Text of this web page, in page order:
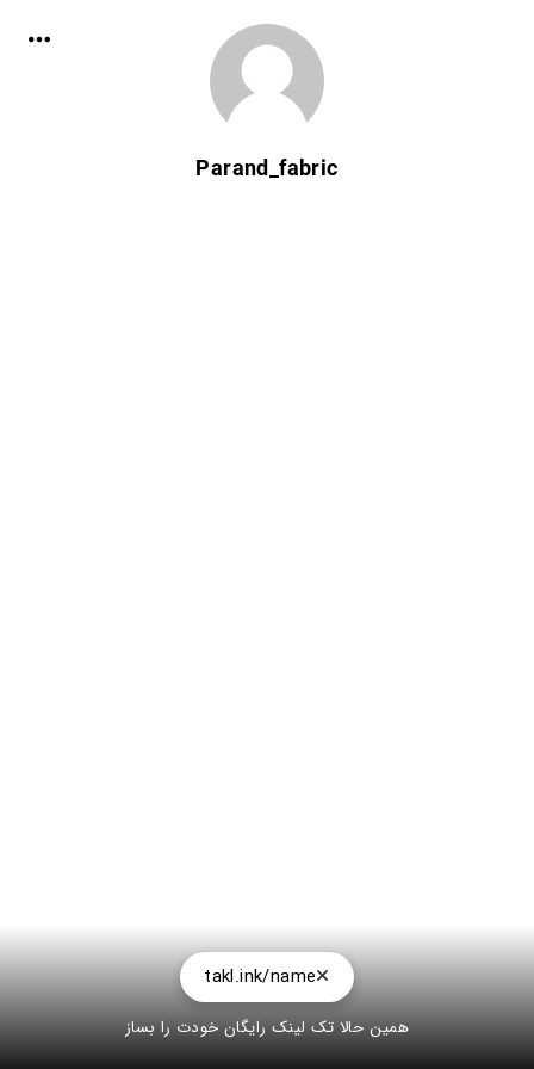
Parand_fabric
takl.ink/name
همین حالا تک لینک رایگان خودت را بساز